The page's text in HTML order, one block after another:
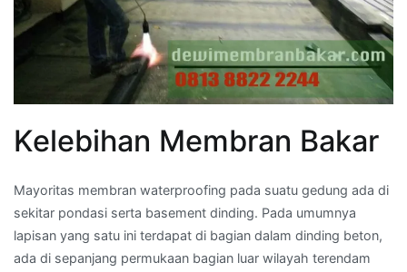
Kelebihan Membran Bakar
Mayoritas membran waterproofing pada suatu gedung ada di
sekitar pondasi serta basement dinding. Pada umumnya
lapisan yang satu ini terdapat di bagian dalam dinding beton,
ada di sepanjang permukaan bagian luar wilayah terendam